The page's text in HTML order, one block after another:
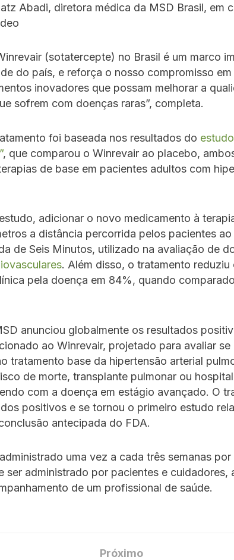
Abadi, diretora médica da MSD Brasil, em
(sotatercepte) no Brasil é um marco
do país, e reforça o nosso compromisso em
inovadores que possam melhorar a
sofrem com doenças raras”, completa.
foi baseada nos resultados do
, que comparou o Winrevair ao placebo,
de base em pacientes adultos com
adicionar o novo medicamento à
a distância percorrida pelos pacientes
de Seis Minutos, utilizado na avaliação de
. Além disso, o tratamento reduziu
pela doença em 84%, quando
anunciou globalmente os resultados
ao Winrevair, projetado para avaliar se
tratamento base da hipertensão arterial
de morte, transplante pulmonar ou
com a doença em estágio avançado. O
positivos e se tornou o primeiro estudo
antecipada do FDA.
uma vez a cada três semanas por
ser administrado por pacientes e cuidadores,
de um profissional de saúde.
Próximo